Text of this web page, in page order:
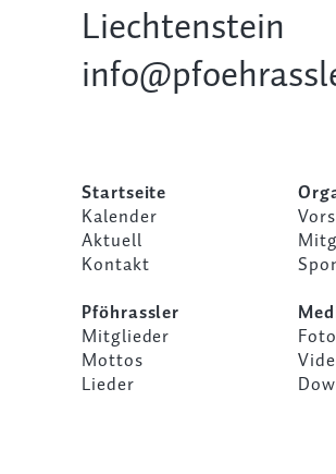
Liechtenstein
Startseite
Kalender
Aktuell
Kontakt
Pföhrassler
Mitglieder
Mottos
Lieder